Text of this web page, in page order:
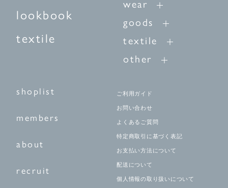
lookbook
textile
wear
goods
textile
other
shoplist
members
about
recruit
ご利用ガイド
お問い合わせ
よくあるご質問
特定商取引に基づく表記
お支払い方法について
配送について
個人情報の取り扱いについて